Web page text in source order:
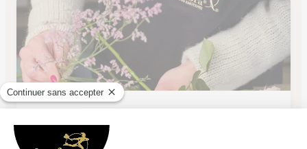
Au Petit Jardinier